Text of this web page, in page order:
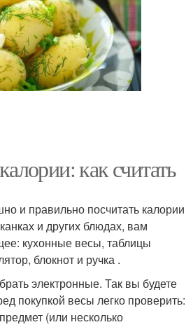
как считать
и правильно посчитать калории
и других блюдах, вам
кухонные весы, таблицы
блокнот и ручка .
электронные. Так вы будете
покупкой весы легко проверить:
(или несколько